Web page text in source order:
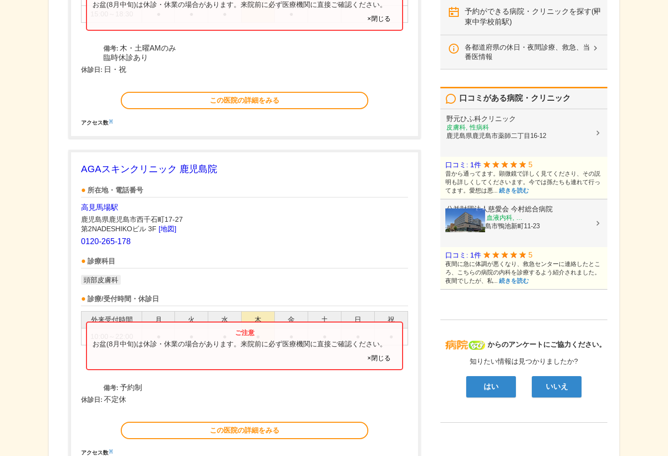
お盆(8月中旬)は休診・休業の場合があります。来院前に必ず医療機関に直接ご確認ください。
×閉じる
備考: 木・土曜AMのみ
臨時休診あり
休診日: 日・祝
この医院の詳細をみる
アクセス数※
AGAスキンクリニック 鹿児島院
所在地・電話番号
高見馬場駅
鹿児島県鹿児島市西千石町17-27
第2NADESHIKOビル 3F [地図]
0120-265-178
診療科目
頭部皮膚科
診療/受付時間・休診日
外来受付時間 月 火 水 木 金 土 日 祝
お盆(8月中旬)は休診・休業の場合があります。来院前に必ず医療機関に直接ご確認ください。
×閉じる
備考: 予約制
休診日: 不定休
この医院の詳細をみる
アクセス数※
予約ができる病院・クリニックを探す(甲
東中学校前駅)
各都道府県の休日・夜間診療、救急、当
番医情報
病院なび
からのアンケートにご協力ください。
知りたい情報は見つかりましたか?
はい いいえ
口コミがある病院・クリニック
野元ひふ科クリニック
皮膚科, 性病科
鹿児島県鹿児島市薬師二丁目16-12
口コミ: 1件 5
昔から通ってます。顕微鏡で詳しく見てくださり、その説
明も詳しくしてくださいます。今では孫たちも連れて行っ
てます。愛想は悪... 続きを読む
公益財団法人慈愛会 今村総合病院
内科, 救急科, 血液内科, ...
鹿児島県鹿児島市鴨池新町11-23
口コミ: 1件 5
夜間に急に体調が悪くなり、救急センターに連絡したとこ
ろ、こちらの病院の内科を診療するよう紹介されました。
夜間でしたが、私... 続きを読む